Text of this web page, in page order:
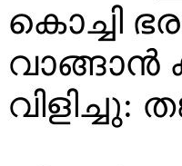
കൊച്ചി
വിളിച്ചു: